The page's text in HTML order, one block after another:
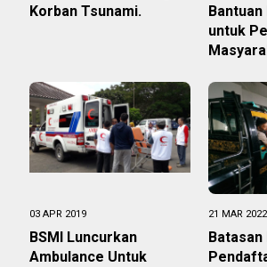
Korban Tsunami.
untuk
03 APR 2019
BSMI Luncurkan
Ambulance Untuk
21 MAR 2022